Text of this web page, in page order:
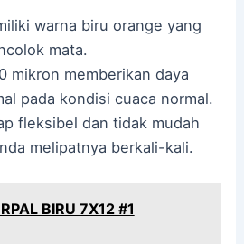
warna biru orange yang
mata.
mikron memberikan daya
pada kondisi cuaca normal.
fleksibel dan tidak mudah
melipatnya berkali-kali.
BIRU 7X12 #1